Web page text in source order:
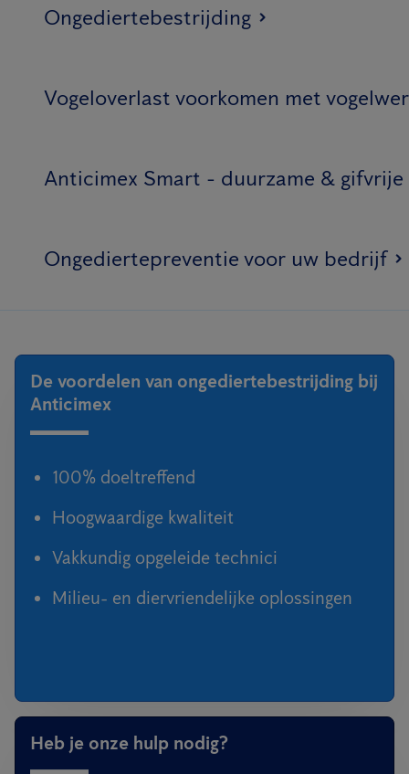
Ongediertebestrijding
Vogeloverlast voorkomen met
Anticimex Smart - duurzame &
Ongediertepreventie voor uw bedrijf
De voordelen van ongediertebestrijding bij
Anticimex
100% doeltreffend
Hoogwaardige kwaliteit
Vakkundig opgeleide technici
Milieu- en diervriendelijke oplossingen
Heb je onze hulp nodig?